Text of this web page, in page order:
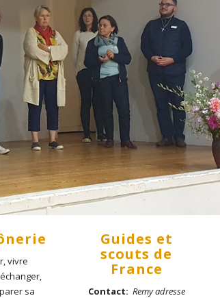
vivre
sa
Guides et
scouts de
France
Contact: Remy adresse